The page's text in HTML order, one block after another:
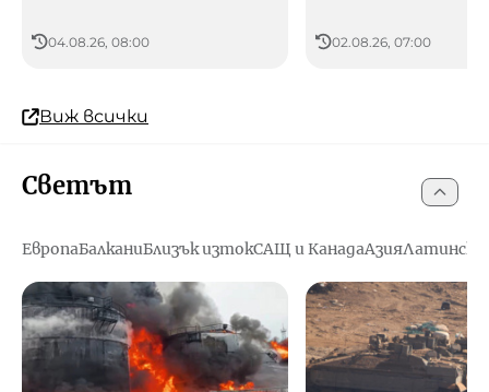
04.08.26, 08:00 02.08.26, 07:00
Виж всички
Светът
ЕвропаБалканиБлизък изтокСАЩ и КанадаАзияЛатинска